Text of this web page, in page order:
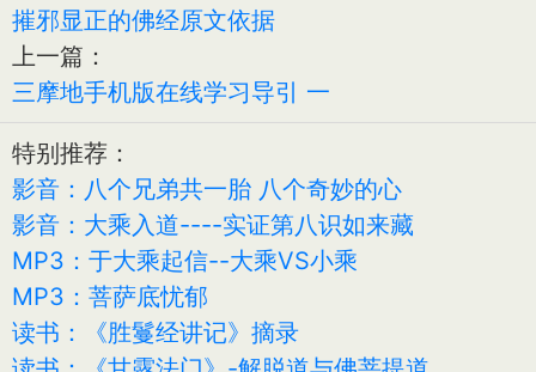
摧邪显正的佛经原文依据
上一篇：
三摩地手机版在线学习导引 一
特别推荐：
影音：八个兄弟共一胎 八个奇妙的心
影音：大乘入道----实证第八识如来藏
MP3：于大乘起信--大乘VS小乘
MP3：菩萨底忧郁
读书：《胜鬘经讲记》摘录